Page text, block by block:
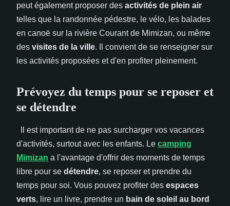
peut également proposer des activités de plein air
telles que la randonnée pédestre, le vélo, les balades
en canoë sur la rivière Courant de Mimizan, ou même
des visites de la ville. Il convient de se renseigner sur
les activités proposées et d'en profiter pleinement.
Prévoyez du temps pour se reposer et
se détendre
Il est important de ne pas surcharger vos vacances
d'activités, surtout avec les enfants. Le camping
Mimizan a l'avantage d'offrir des moments de temps
libre pour se détendre, se reposer et prendre du
temps pour soi. Vous pouvez profiter des espaces
verts, lire un livre, prendre un bain de soleil au bord